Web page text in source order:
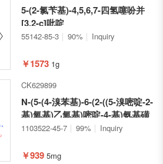
5-(2-氯苄基)-4,5,6,7-四氢噻吩并
[3,2-c]吡啶
55142-85-3 90% Inquiry
￥1573 1g
CK629899
N-(5-(4-溴苯基)-6-(2-((5-溴嘧啶-2-
基)氧基)乙氧基)嘧啶-4-基)氨基磺
酰胺
1103522-45-7 99% Inquiry
￥939 5mg